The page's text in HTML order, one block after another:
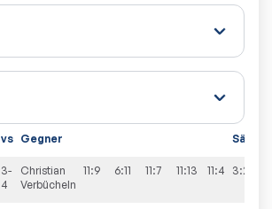
vs Gegner Sätze
3-
4
Christian
Verbücheln
11:9 6:11 11:7 11:13 11:4 3:2